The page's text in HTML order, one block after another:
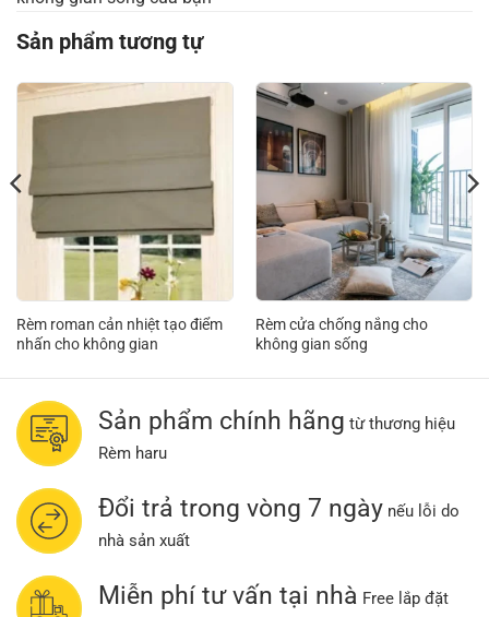
Sản phẩm tương tự
Rèm roman cản nhiệt tạo điểm
nhấn cho không gian
Rèm cửa chống nắng cho
không gian sống
Sản phẩm chính hãng từ thương hiệu
Rèm haru
Đổi trả trong vòng 7 ngày nếu lỗi do
nhà sản xuất
Miễn phí tư vấn tại nhà Free lắp đặt